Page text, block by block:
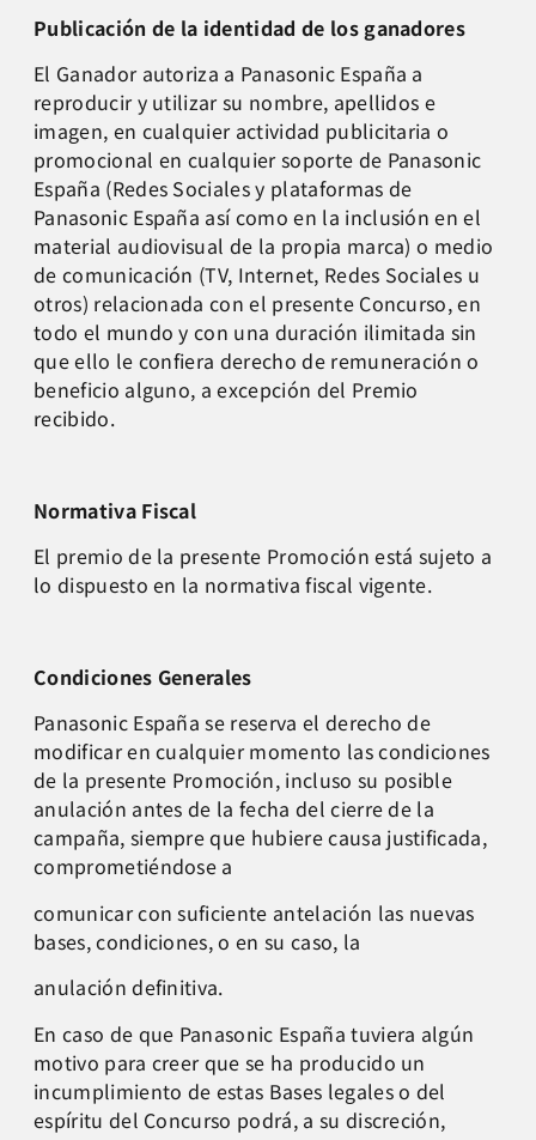
Publicación de la identidad de los ganadores
El Ganador autoriza a Panasonic España a
reproducir y utilizar su nombre, apellidos e
imagen, en cualquier actividad publicitaria o
promocional en cualquier soporte de Panasonic
España (Redes Sociales y plataformas de
Panasonic España así como en la inclusión en el
material audiovisual de la propia marca) o medio
de comunicación (TV, Internet, Redes Sociales u
otros) relacionada con el presente Concurso, en
todo el mundo y con una duración ilimitada sin
que ello le confiera derecho de remuneración o
beneficio alguno, a excepción del Premio
recibido.
Normativa Fiscal
El premio de la presente Promoción está sujeto a
lo dispuesto en la normativa fiscal vigente.
Condiciones Generales
Panasonic España se reserva el derecho de
modificar en cualquier momento las condiciones
de la presente Promoción, incluso su posible
anulación antes de la fecha del cierre de la
campaña, siempre que hubiere causa justificada,
comprometiéndose a
comunicar con suficiente antelación las nuevas
bases, condiciones, o en su caso, la
anulación definitiva.
En caso de que Panasonic España tuviera algún
motivo para creer que se ha producido un
incumplimiento de estas Bases legales o del
espíritu del Concurso podrá, a su discreción,